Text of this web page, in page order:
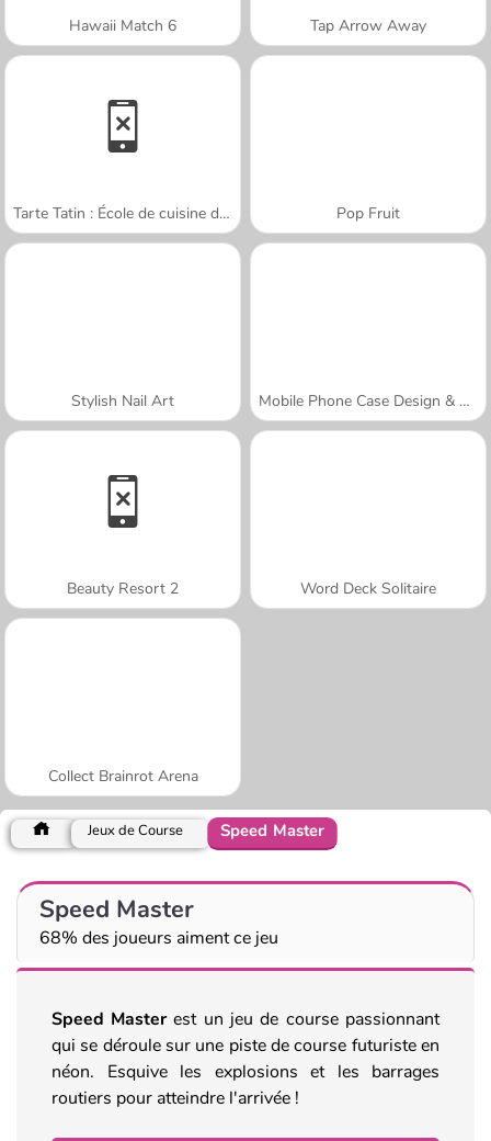
Hawaii Match 6 Tap Arrow Away
Tarte Tatin : École de cuisine de Sara Pop Fruit
Stylish Nail Art Mobile Phone Case Design & DIY
Beauty Resort 2 Word Deck Solitaire
Collect Brainrot Arena
Jeux de Course Speed Master
Speed Master
68% des joueurs aiment ce jeu
Speed Masterest un jeu de course passionnant
qui se déroule sur une piste de course futuriste en
néon. Esquive les explosions et les barrages
routiers pour atteindre l'arrivée !